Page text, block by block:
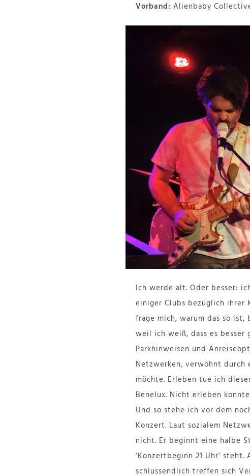
Vorband: Alienbaby
Ich werde alt. Oder besser:
einiger Clubs bezüglich ihrer
frage mich, warum das so ist,
weil ich weiß, dass es besser
Parkhinweisen und
Netzwerken, verwöhnt durch
möchte. Erleben tue ich
Benelux. Nicht erleben
Und so stehe ich vor dem
Konzert. Laut sozialem
nicht. Er beginnt eine halbe
‘Konzertbeginn 21 Uhr’
schlussendlich treffen sich